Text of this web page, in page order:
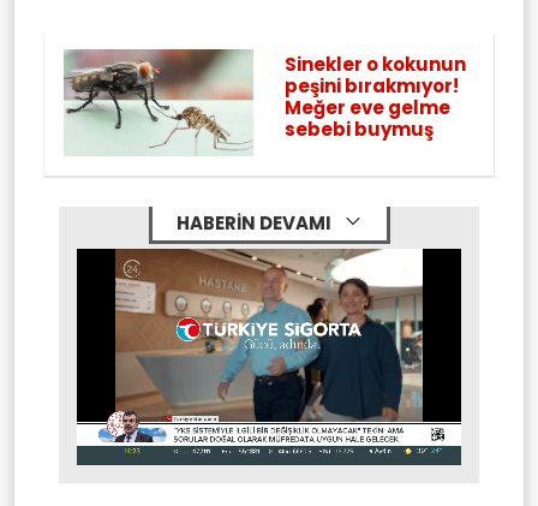
Sinekler o kokunun
peşini bırakmıyor!
Meğer eve gelme
sebebi buymuş
HABERİN DEVAMI
Mute Stream